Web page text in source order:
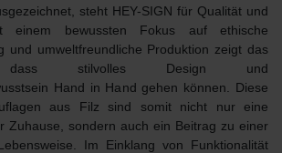
steht HEY-SIGN für Qualität und
einem bewussten Fokus auf ethische
und umweltfreundliche Produktion zeigt das
dass stilvolles Design und
Hand in Hand gehen können. Diese
aus Filz sind somit nicht nur eine
Zuhause, sondern auch ein Beitrag zu einer
Im Einklang von Funktionalität